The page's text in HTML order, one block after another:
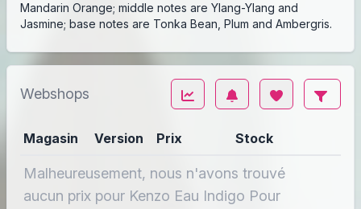
Mandarin Orange; middle notes are Ylang-Ylang and
Jasmine; base notes are Tonka Bean, Plum and Ambergris.
Webshops
Magasin Version Prix Stock
Malheureusement, nous n'avons trouvé
aucun prix pour Kenzo Eau Indigo Pour